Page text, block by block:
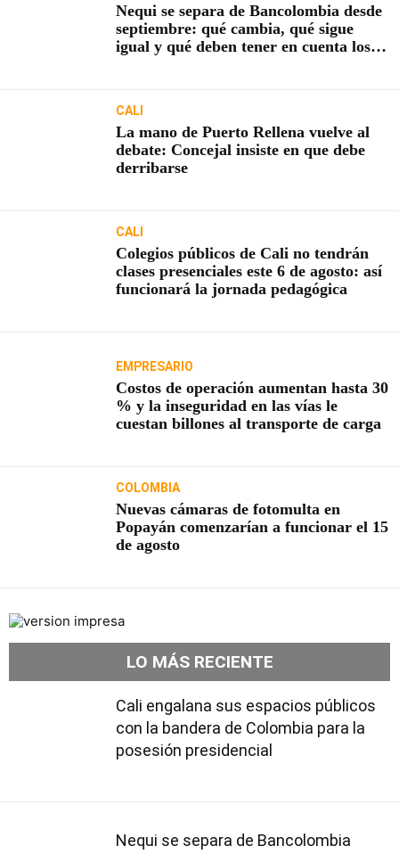
Nequi se separa de Bancolombia desde
septiembre: qué cambia, qué sigue
igual y qué deben tener en cuenta los
CALI
La mano de Puerto Rellena vuelve al
debate: Concejal insiste en que debe
derribarse
CALI
Colegios públicos de Cali no tendrán
clases presenciales este 6 de agosto: así
funcionará la jornada pedagógica
EMPRESARIO
Costos de operación aumentan hasta 30
% y la inseguridad en las vías le
cuestan billones al transporte de carga
COLOMBIA
Nuevas cámaras de fotomulta en
Popayán comenzarían a funcionar el 15
de agosto
LO MÁS RECIENTE
Cali engalana sus espacios públicos
con la bandera de Colombia para la
posesión presidencial
Nequi se separa de Bancolombia